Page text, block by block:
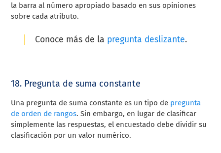
la barra al número apropiado basado en sus opiniones
sobre cada atributo.
Conoce más de la pregunta deslizante.
18. Pregunta de suma constante
Una pregunta de suma constante es un tipo de pregunta
de orden de rangos. Sin embargo, en lugar de clasificar
simplemente las respuestas, el encuestado debe dividir su
clasificación por un valor numérico.